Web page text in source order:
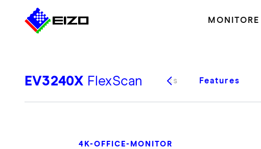
MONITORE
EV3240X FlexScanHighlights Features
4K-OFFICE-MONITOR